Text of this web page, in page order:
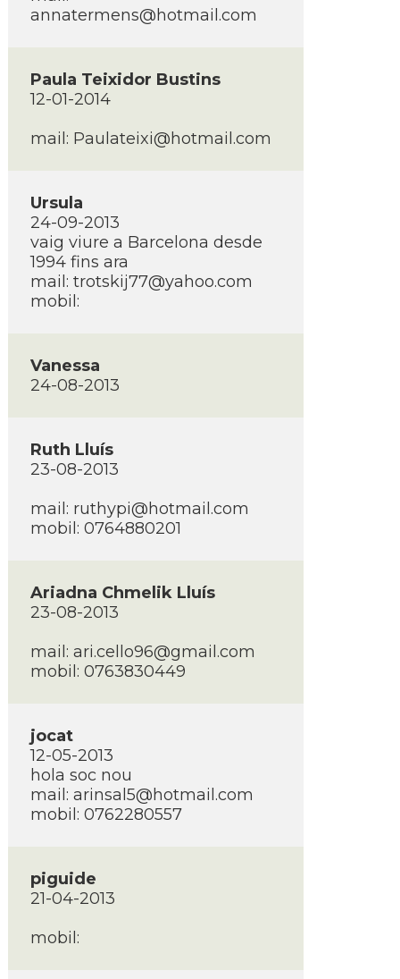
annatermens@hotmail.com
Paula Teixidor Bustins
12-01-2014
mail: Paulateixi@hotmail.com
Ursula
24-09-2013
vaig viure a Barcelona desde
1994 fins ara
mail: trotskij77@yahoo.com
mobil:
Vanessa
24-08-2013
Ruth Lluí­s
23-08-2013
mail: ruthypi@hotmail.com
mobil: 0764880201
Ariadna Chmelik Lluí­s
23-08-2013
mail: ari.cello96@gmail.com
mobil: 0763830449
jocat
12-05-2013
hola soc nou
mail: arinsal5@hotmail.com
mobil: 0762280557
piguide
21-04-2013
mobil: